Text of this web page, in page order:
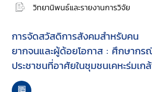
วิทยานิพนธ์และรายงานการวิจัย
การจัดสวัสดิการสังคมสำหรับคน
ยากจนและผู้ด้อยโอกาส : ศึกษากร
ประชาชนที่อาศัยในชุมชนเคหะร่มเก